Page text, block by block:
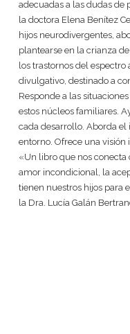
adecuadas a las dudas de
la doctora Elena Benítez
hijos neurodivergentes,
plantearse en la crianza
los trastornos del
divulgativo, destinado a
Responde a las
estos núcleos familiares.
cada desarrollo. Aborda
entorno. Ofrece una
«Un libro que nos
amor incondicional, la
tienen nuestros hijos para
la Dra. Lucía Galán